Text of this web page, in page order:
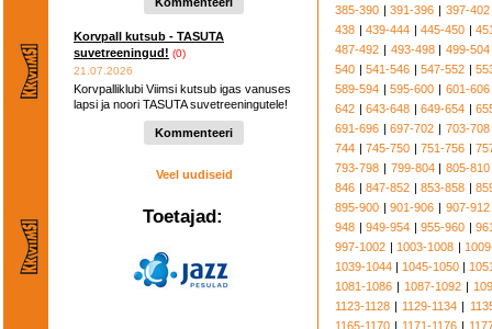
Korvpall kutsub - TASUTA
suvetreeningud! (0)
21.07.2026
Korvpalliklubi Viimsi kutsub igas vanuses
lapsi ja noori TASUTA suvetreeningutele!
Kommenteeri
Veel uudiseid
Toetajad:
385-390 |391-396 | 397-402
438 |439-444 |445-450 |
487-492 | 493-498| 499-504
540 |541-546 |547-552 |
589-594 |595-600 | 601-606
642 |643-648 |649-654 |
691-696 |697-702 | 703-708
744 |745-750 |751-756 |
793-798 | 799-804| 805-810
846 |847-852 |853-858 |
895-900 |901-906 | 907-912
948 |949-954 |955-960 |
997-1002 | 1003-1008 |
1039-1044 | 1045-1050 |
1081-1086 | 1087-1092 |
1123-1128 | 1129-1134 |
1165-1170 | 1171-1176|